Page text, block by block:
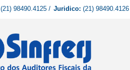
(21) 98490.4125 / Juridico: (21) 98490.4126